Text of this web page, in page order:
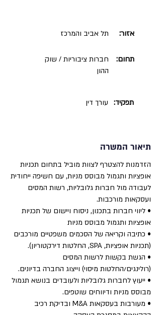
תל אביב והמרכז אזור:
חברות ציבוריות / שוק
ההון
תחום:
עורך דין תפקיד:
תיאור המשרה
הזדמנות להצטרף לצוות מוביל בתחום תכניות
אופציות ותגמול מבוסס מניות, עם חשיפה ייחודית
לעבודה מול חברות גלובליות, רשות המסים
ועסקאות מורכבות.
• ליווי חברות בתכנון, ניסוח ויישום של תכניות
אופציות ותגמול מבוסס מניות
• כתיבה וקריאה של הסכמים משפטיים מורכבים
(תכניות אופציות, SPA, החלטות דירקטוריון).
• הגשת בקשות לרשות המסים
(רולינגים/החלטות מיסוי) וייצוג החברה בדיונים.
• ייעוץ לחברות גלובליות ולעובדים בנושא תגמול
מבוסס מניות ודיווחים שוטפים.
• מעורבות בעסקאות M&A ובדיקת רכיב